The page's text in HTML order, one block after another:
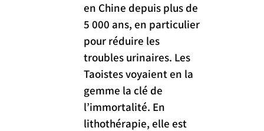
en Chine depuis plus de
5 000 ans, en particulier
pour réduire les
troubles urinaires. Les
Taoistes voyaient en la
gemme la clé de
l’immortalité. En
lithothérapie, elle est